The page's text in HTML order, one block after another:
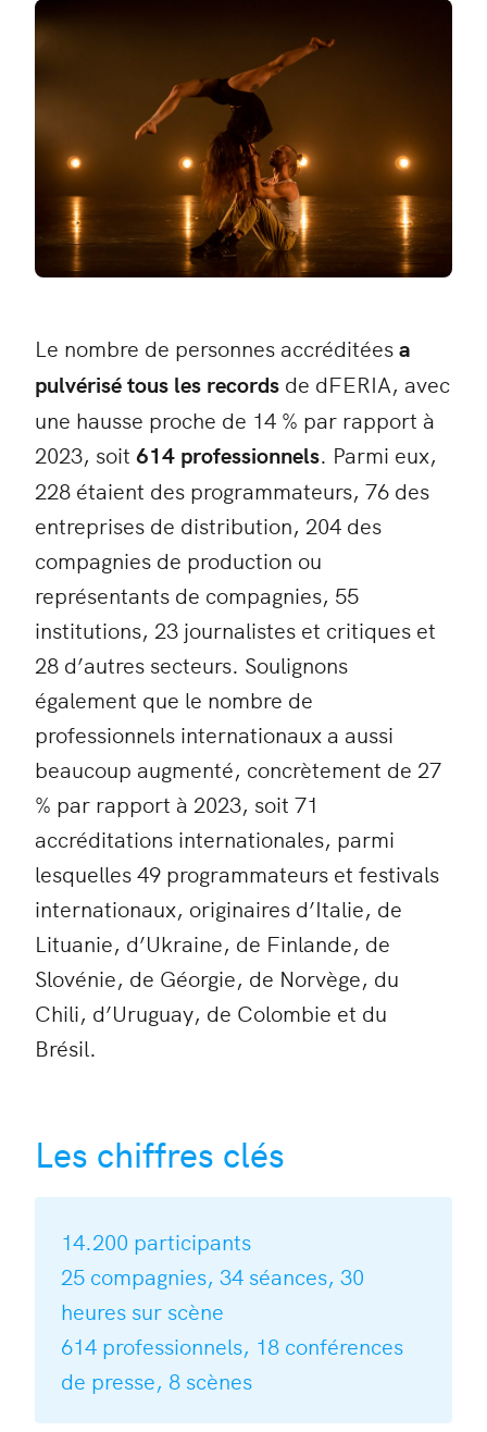
Le nombre de personnes accréditéesa
pulvérisé tous les records de dFERIA, avec
une hausse proche de 14 % par rapport à
2023, soit 614 professionnels. Parmi eux,
228 étaient des programmateurs, 76 des
entreprises de distribution, 204 des
compagnies de production ou
représentants de compagnies, 55
institutions, 23 journalistes et critiques et
28 d’autres secteurs. Soulignons
également que le nombre de
professionnels internationaux a aussi
beaucoup augmenté, concrètement de 27
% par rapport à 2023, soit 71
accréditations internationales, parmi
lesquelles 49 programmateurs et festivals
internationaux, originaires d’Italie, de
Lituanie, d’Ukraine, de Finlande, de
Slovénie, de Géorgie, de Norvège, du
Chili, d’Uruguay, de Colombie et du
Brésil.
Les chiffres clés
14.200 participants
25 compagnies, 34 séances, 30
heures sur scène
614 professionnels, 18 conférences
de presse, 8 scènes